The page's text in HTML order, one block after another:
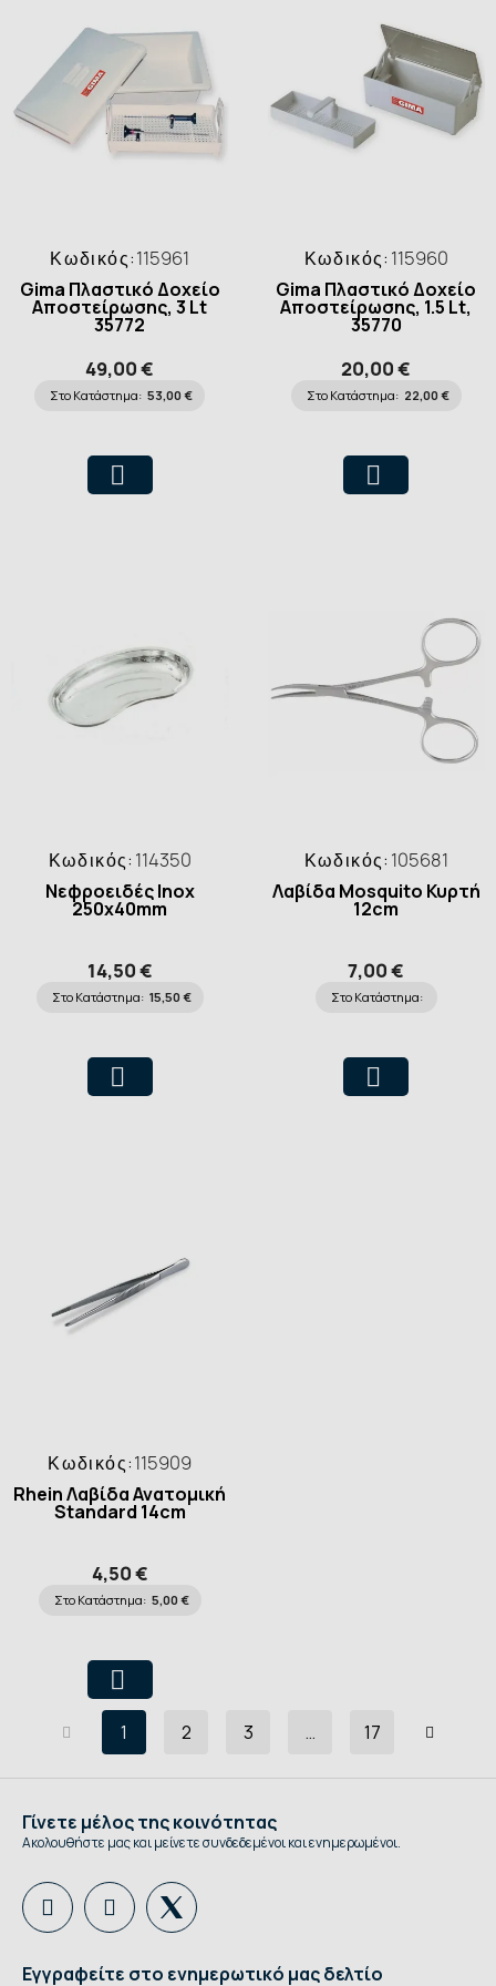
Κωδικός:115961
Gima Πλαστικό Δοχείο
Αποστείρωσης, 3 Lt
35772
49,00 €
Στο Κατάστημα: 53,00 €
Κωδικός: 115960
Gima Πλαστικό Δοχείο
Αποστείρωσης, 1.5 Lt,
35770
20,00 €
Στο Κατάστημα: 22,00 €
Κωδικός: 114350
Νεφροειδές Inox
250x40mm
14,50 €
Στο Κατάστημα: 15,50 €
Κωδικός: 105681
Λαβίδα Mosquito Κυρτή
12cm
7,00 €
Στο Κατάστημα:
Κωδικός:115909
Rhein Λαβίδα Ανατομική
Standard 14cm
4,50 €
Στο Κατάστημα: 5,00 €
1 2 3 … 17
Γίνετε μέλος της κοινότητας
Ακολουθήστε μας και μείνετε συνδεδεμένοι και ενημερωμένοι.
Εγγραφείτε στο ενημερωτικό μας δελτίο